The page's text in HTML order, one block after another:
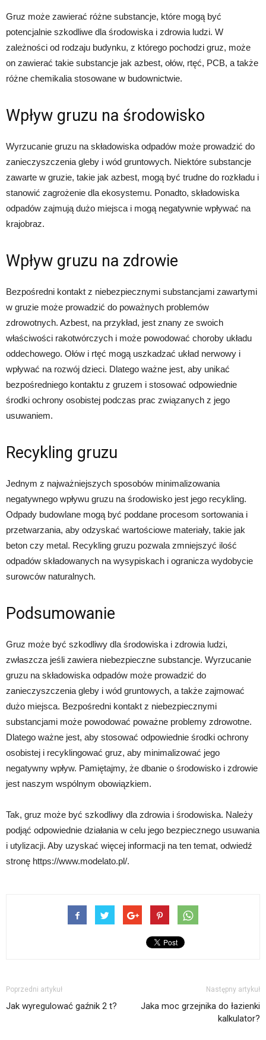
Gruz może zawierać różne substancje, które mogą być
potencjalnie szkodliwe dla środowiska i zdrowia ludzi. W
zależności od rodzaju budynku, z którego pochodzi gruz, może
on zawierać takie substancje jak azbest, ołów, rtęć, PCB, a także
różne chemikalia stosowane w budownictwie.
Wpływ gruzu na środowisko
Wyrzucanie gruzu na składowiska odpadów może prowadzić do
zanieczyszczenia gleby i wód gruntowych. Niektóre substancje
zawarte w gruzie, takie jak azbest, mogą być trudne do rozkładu i
stanowić zagrożenie dla ekosystemu. Ponadto, składowiska
odpadów zajmują dużo miejsca i mogą negatywnie wpływać na
krajobraz.
Wpływ gruzu na zdrowie
Bezpośredni kontakt z niebezpiecznymi substancjami zawartymi
w gruzie może prowadzić do poważnych problemów
zdrowotnych. Azbest, na przykład, jest znany ze swoich
właściwości rakotwórczych i może powodować choroby układu
oddechowego. Ołów i rtęć mogą uszkadzać układ nerwowy i
wpływać na rozwój dzieci. Dlatego ważne jest, aby unikać
bezpośredniego kontaktu z gruzem i stosować odpowiednie
środki ochrony osobistej podczas prac związanych z jego
usuwaniem.
Recykling gruzu
Jednym z najważniejszych sposobów minimalizowania
negatywnego wpływu gruzu na środowisko jest jego recykling.
Odpady budowlane mogą być poddane procesom sortowania i
przetwarzania, aby odzyskać wartościowe materiały, takie jak
beton czy metal. Recykling gruzu pozwala zmniejszyć ilość
odpadów składowanych na wysypiskach i ogranicza wydobycie
surowców naturalnych.
Podsumowanie
Gruz może być szkodliwy dla środowiska i zdrowia ludzi,
zwłaszcza jeśli zawiera niebezpieczne substancje. Wyrzucanie
gruzu na składowiska odpadów może prowadzić do
zanieczyszczenia gleby i wód gruntowych, a także zajmować
dużo miejsca. Bezpośredni kontakt z niebezpiecznymi
substancjami może powodować poważne problemy zdrowotne.
Dlatego ważne jest, aby stosować odpowiednie środki ochrony
osobistej i recyklingować gruz, aby minimalizować jego
negatywny wpływ. Pamiętajmy, że dbanie o środowisko i zdrowie
jest naszym wspólnym obowiązkiem.
Tak, gruz może być szkodliwy dla zdrowia i środowiska. Należy
podjąć odpowiednie działania w celu jego bezpiecznego usuwania
i utylizacji. Aby uzyskać więcej informacji na ten temat, odwiedź
stronę https://www.modelato.pl/.
Poprzedni artykuł
Jak wyregulować gaźnik 2 t?
Następny artykuł
Jaka moc grzejnika do łazienki
kalkulator?